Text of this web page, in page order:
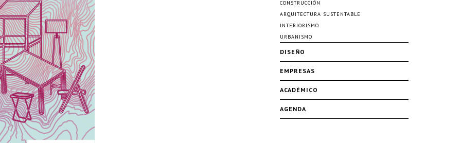
CONSTRUCCIÓN
ARQUITECTURA SUSTENTABLE
INTERIORISMO
URBANISMO
DISEÑO
EMPRESAS
ACADÉMICO
AGENDA